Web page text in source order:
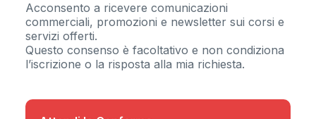
Acconsento a ricevere comunicazioni
commerciali, promozioni e newsletter sui corsi e
servizi offerti.
Questo consenso è facoltativo e non condiziona
l’iscrizione o la risposta alla mia richiesta.